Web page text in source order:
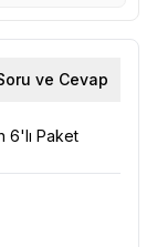
ve Cevap
6'lı Paket